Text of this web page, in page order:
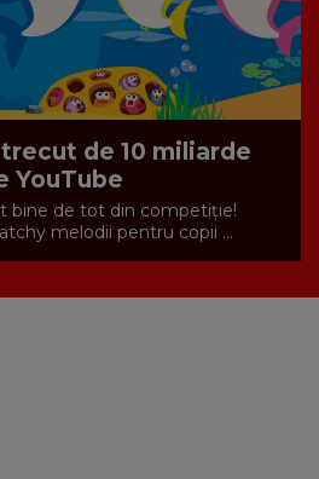
trecut de 10 miliarde
YouTube
bine de tot din competiție!
melodii pentru copii ...